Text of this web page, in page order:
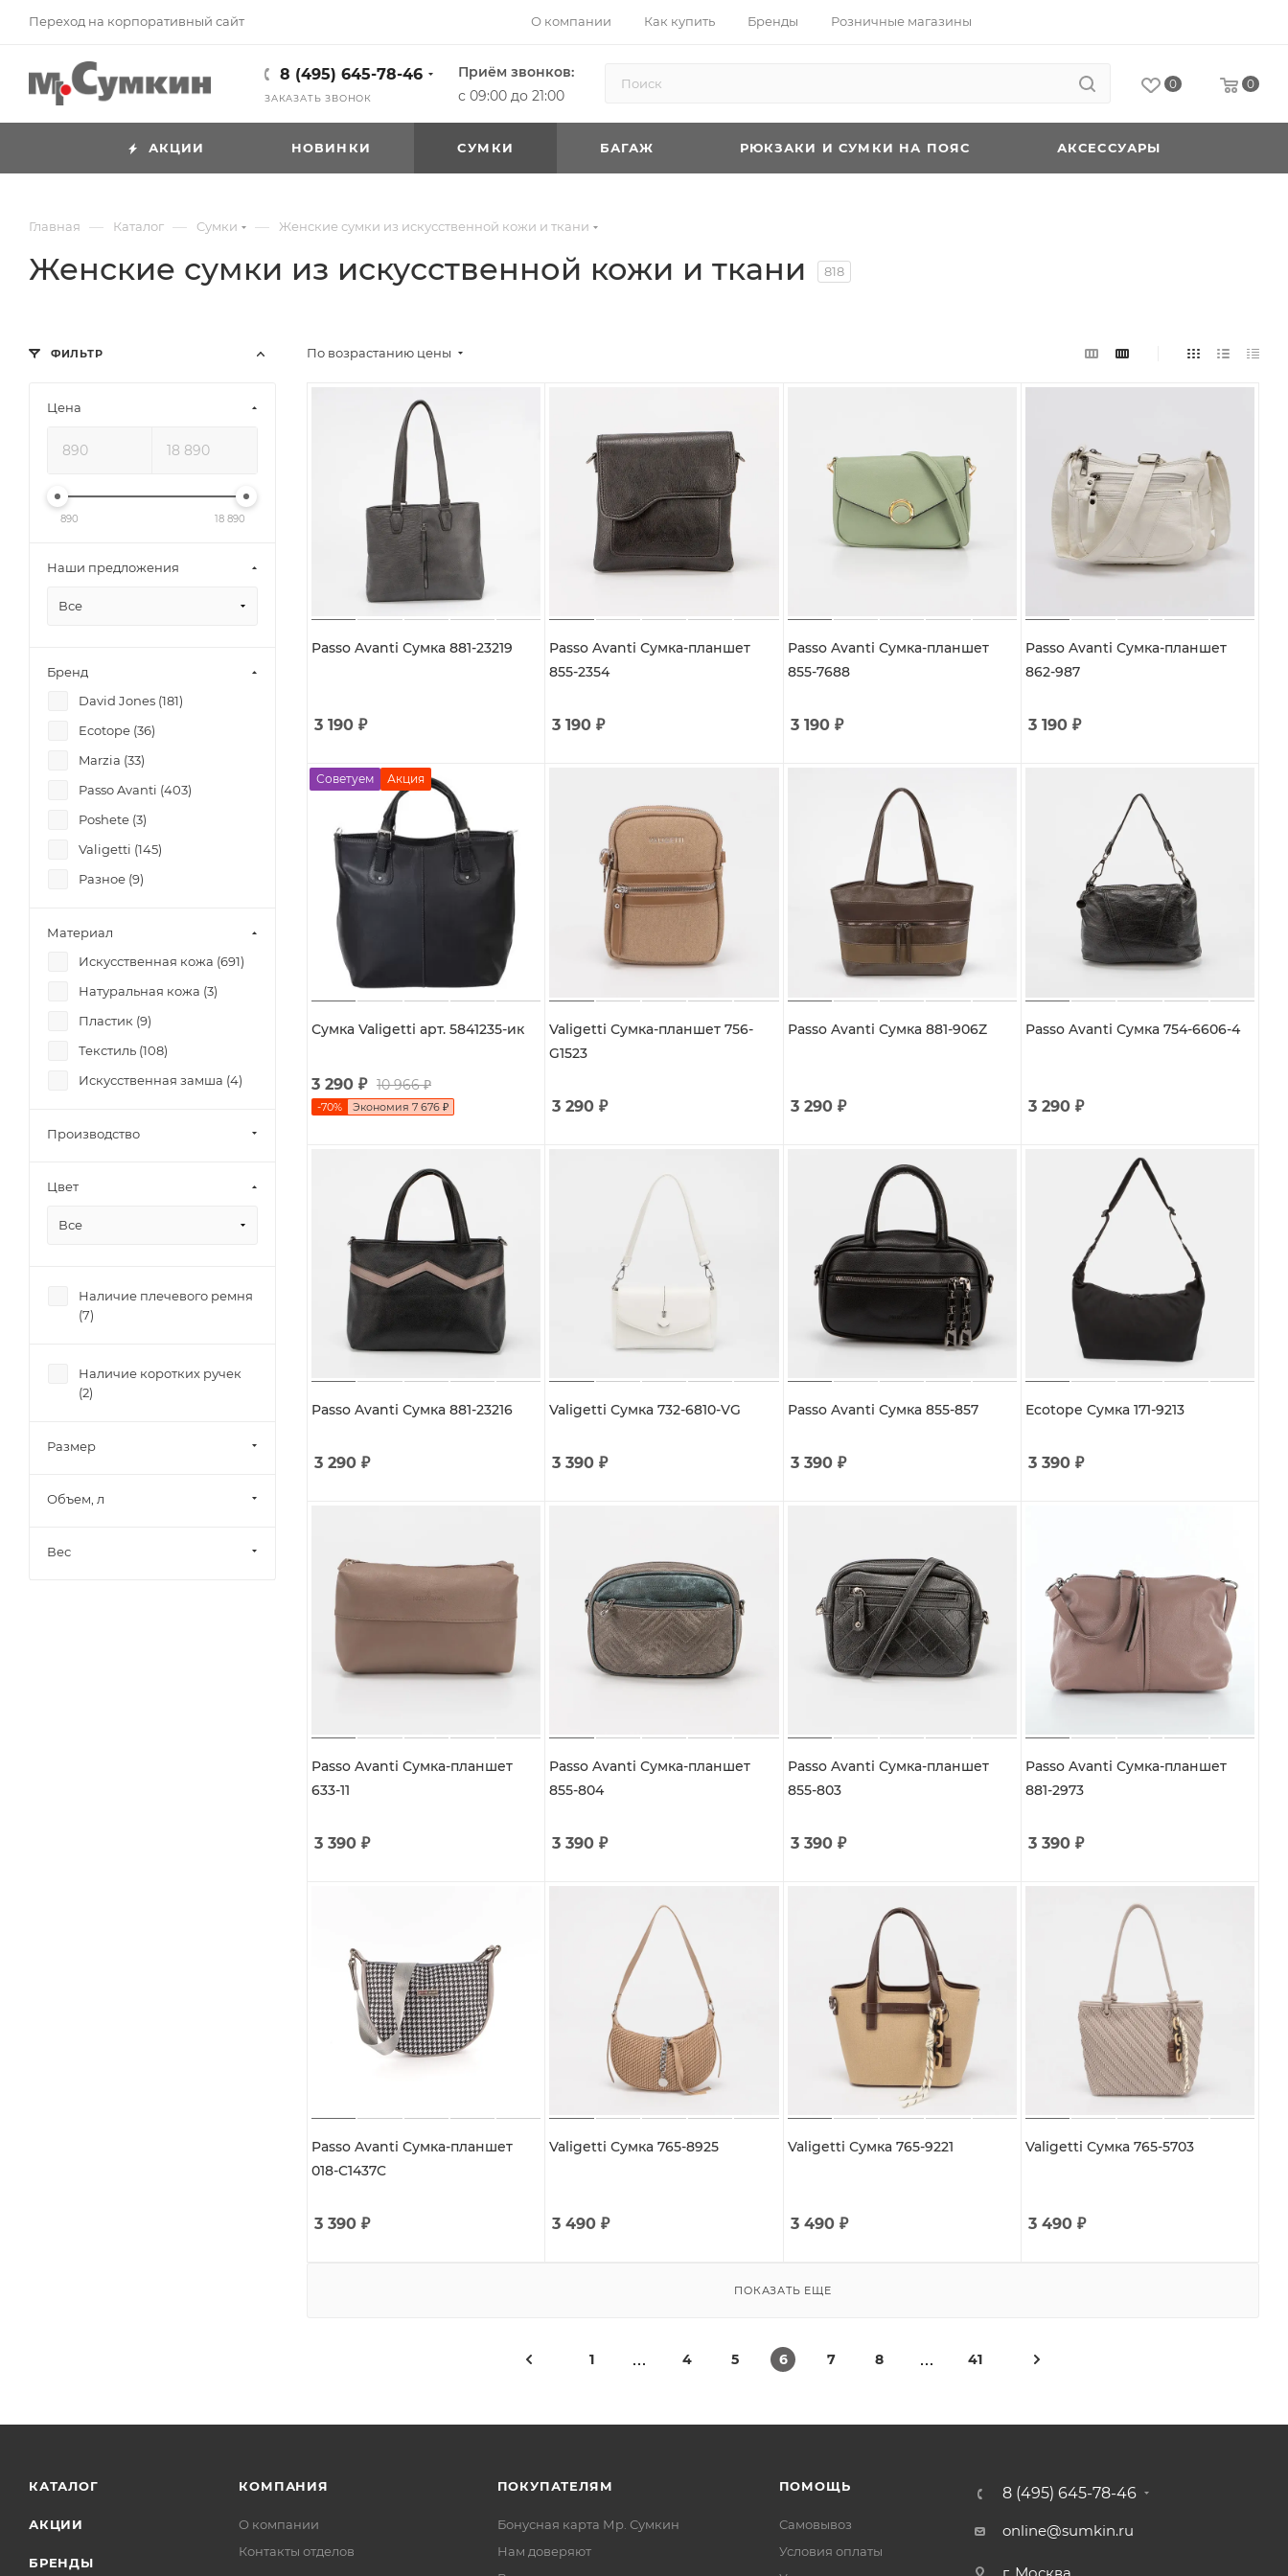
Переход на корпоративный сайт О компании Как купить Бренды Розничные магазины
8 (495) 645-78-46
ЗАКАЗАТЬ ЗВОНОК
Приём звонков:
с 09:00 до 21:00
0 0
АКЦИИ НОВИНКИ CУМКИ БАГАЖ РЮКЗАКИ И СУМКИ НА ПОЯС АКСЕССУАРЫ
Главная — Каталог — Cумки — Женские сумки из искусственной кожи и ткани
Женские сумки из искусственной кожи и ткани 818
По возрастанию цены
Passo Avanti Сумка 881-23219
3 190 ₽
Passo Avanti Сумка-планшет
855-2354
3 190 ₽
Passo Avanti Сумка-планшет
855-7688
3 190₽
Passo Avanti Сумка-планшет
862-987
3 190₽
Советуем Акция
Сумка Valigetti арт. 5841235-ик
3 290 ₽ 10 966₽
-70% Экономия 7 676 ₽
Valigetti Сумка-планшет 756-
G1523
3 290 ₽
Passo Avanti Сумка 881-906Z
3 290₽
Passo Avanti Сумка 754-6606-4
3 290₽
Passo Avanti Сумка 881-23216
3 290 ₽
Valigetti Сумка 732-6810-VG
3 390 ₽
Passo Avanti Сумка 855-857
3 390₽
Ecotope Сумка 171-9213
3 390₽
Passo Avanti Сумка-планшет
633-11
3 390 ₽
Passo Avanti Сумка-планшет
855-804
3 390 ₽
Passo Avanti Сумка-планшет
855-803
3 390₽
Passo Avanti Сумка-планшет
881-2973
3 390₽
Passo Avanti Сумка-планшет
018-C1437C
3 390 ₽
Valigetti Сумка 765-8925
3 490 ₽
Valigetti Сумка 765-9221
3 490₽
Valigetti Сумка 765-5703
3 490₽
ПОКАЗАТЬ ЕЩЕ
1 4 5 6 7 8 41
ФИЛЬТР
Цена
890 18 890
Наши предложения
Все
Бренд
David Jones (181)
Ecotope (36)
Marzia (33)
Passo Avanti (403)
Poshete (3)
Valigetti (145)
Разное (9)
Материал
Искусственная кожа (691)
Натуральная кожа (3)
Пластик (9)
Текстиль (108)
Искусственная замша (4)
Производство
Цвет
Все
Наличие плечевого ремня
(7)
Наличие коротких ручек
(2)
Размер
Объем, л
Вес
КАТАЛОГ
АКЦИИ
БРЕНДЫ
КОМПАНИЯ
О компании
Контакты отделов
ПОКУПАТЕЛЯМ
Бонусная карта Мр. Сумкин
Нам доверяют
ПОМОЩЬ
Самовывоз
Условия оплаты
8 (495) 645-78-46
online@sumkin.ru